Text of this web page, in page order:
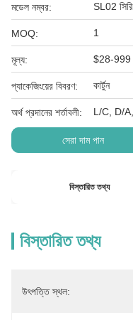
মডেল নম্বর: SL02
MOQ: 1
মূল্য: $28-999
প্যাকেজিংয়ের বিবরণ: কার্টুন
অর্থ প্রদানের শর্তাবলী: L/C, D/A,
সেরা দাম পান
বিস্তারিত তথ্য
বিস্তারিত তথ্য
উৎপত্তি স্থল: